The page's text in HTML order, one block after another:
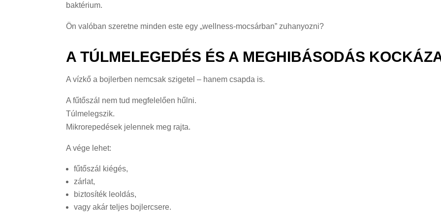
baktérium.
Ön valóban szeretne minden este egy „wellness-mocsárban” zuhanyozni?
A TÚLMELEGEDÉS ÉS A MEGHIBÁSODÁS
A vízkő a bojlerben nemcsak szigetel – hanem csapda is.
A fűtőszál nem tud megfelelően hűlni.
Túlmelegszik.
Mikrorepedések jelennek meg rajta.
A vége lehet:
fűtőszál kiégés,
zárlat,
biztosíték leoldás,
vagy akár teljes bojlercsere.